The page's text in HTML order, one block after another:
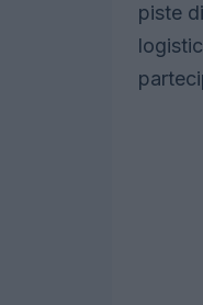
piste